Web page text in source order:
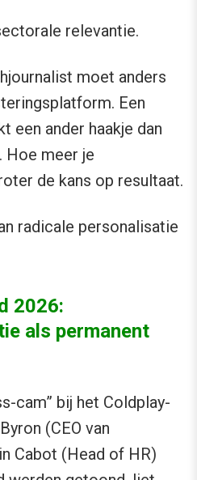
relevantie.
moet anders
Een
een ander haakje dan
Hoe meer je
de kans op resultaat.
radicale personalisatie
2026:
als permanent
cam” bij het Coldplay-
(CEO van
Cabot (Head of HR)